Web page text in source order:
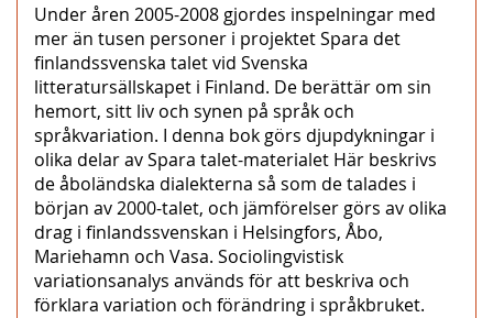
Under åren 2005-2008 gjordes inspelningar med
mer än tusen personer i projektet Spara det
finlandssvenska talet vid Svenska
litteratursällskapet i Finland. De berättär om sin
hemort, sitt liv och synen på språk och
språkvariation. I denna bok görs djupdykningar i
olika delar av Spara talet-materialet Här beskrivs
de åboländska dialekterna så som de talades i
början av 2000-talet, och jämförelser görs av olika
drag i finlandssvenskan i Helsingfors, Åbo,
Mariehamn och Vasa. Sociolingvistisk
variationsanalys används för att beskriva och
förklara variation och förändring i språkbruket.